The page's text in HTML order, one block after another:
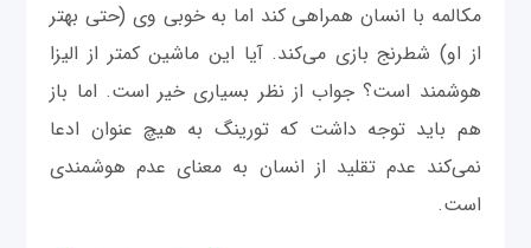
مکالمه با انسان همراهی کند اما به خوبی وی (حتی بهتر
از او) شطرنج بازی می‌کند. آیا این ماشین کمتر از الیزا
هوشمند است؟ جواب از نظر بسیاری خیر است. اما باز
هم باید توجه داشت که تورینگ به هیچ عنوان ادعا
نمی‌کند عدم تقلید از انسان به معنای عدم هوشمندی
است.